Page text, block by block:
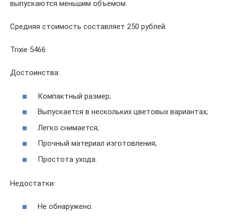
выпускаются меньшим объемом.
Средняя стоимость составляет 250 рублей.
Trixie 5466
Достоинства:
Компактный размер;
Выпускается в нескольких цветовых вариантах;
Легко снимается;
Прочный материал изготовления;
Простота ухода.
Недостатки:
Не обнаружено.